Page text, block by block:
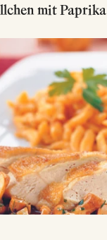
mit Paprika